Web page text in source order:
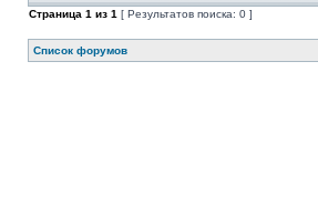
Страница 1 из 1 [ Результатов поиска: 0 ]
Список форумов